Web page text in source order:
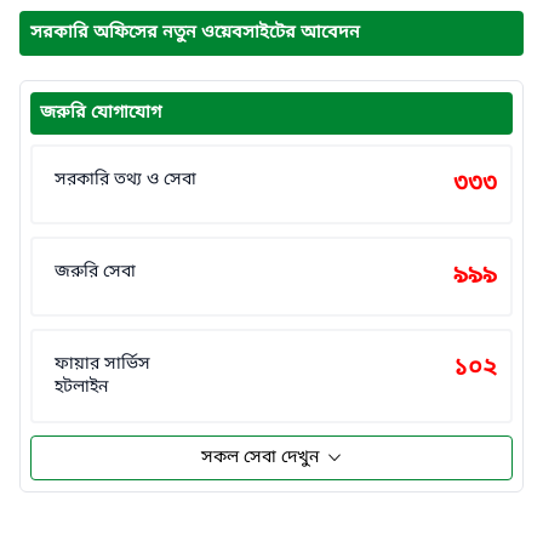
সরকারি অফিসের নতুন ওয়েবসাইটের আবেদন
জরুরি যোগাযোগ
সরকারি তথ্য ও সেবা ৩৩৩
জরুরি সেবা ৯৯৯
ফায়ার সার্ভিস
হটলাইন
১০২
সকল সেবা দেখুন